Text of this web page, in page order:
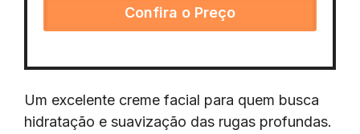
Confira o Preço
Um excelente creme facial para quem busca
hidratação e suavização das rugas profundas.